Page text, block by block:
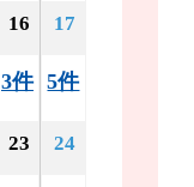
16
3件
17
5件
23 24